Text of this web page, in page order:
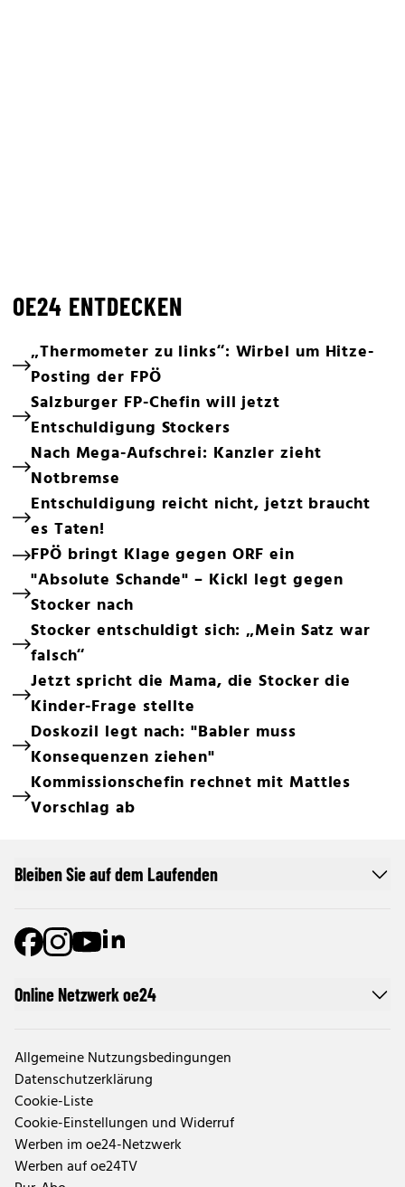
OE24 ENTDECKEN
„Thermometer zu links“: Wirbel um Hitze-
Posting der FPÖ
Salzburger FP-Chefin will jetzt
Entschuldigung Stockers
Nach Mega-Aufschrei: Kanzler zieht
Notbremse
Entschuldigung reicht nicht, jetzt braucht
es Taten!
FPÖ bringt Klage gegen ORF ein
"Absolute Schande" – Kickl legt gegen
Stocker nach
Stocker entschuldigt sich: „Mein Satz war
falsch“
Jetzt spricht die Mama, die Stocker die
Kinder-Frage stellte
Doskozil legt nach: "Babler muss
Konsequenzen ziehen"
Kommissionschefin rechnet mit Mattles
Vorschlag ab
Online Netzwerk oe24
Allgemeine Nutzungsbedingungen
Datenschutzerklärung
Cookie-Liste
Cookie-Einstellungen und Widerruf
Werben im oe24-Netzwerk
Werben auf oe24TV
Bleiben Sie auf dem Laufenden